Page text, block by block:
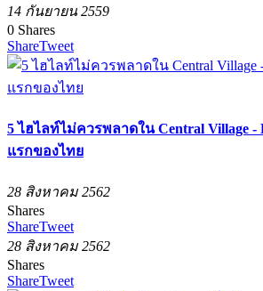
14 กันยายน 2559
0 Shares
ShareTweet
5 ไฮไลท์ไม่ควรพลาดใน Central Village -
แรกของไทย
28 สิงหาคม 2562
Shares
ShareTweet
28 สิงหาคม 2562
Shares
ShareTweet